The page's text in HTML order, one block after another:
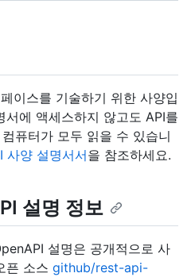
이스를 기술하기 위한 사양입
에 액세스하지 않고도 API를
퓨터가 모두 읽을 수 있습니
사양 설명서서을 참조하세요.
설명 정보
설명은 공개적으로 사
픈 소스 github/rest-api-